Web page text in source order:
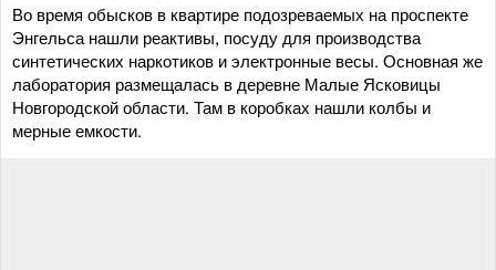
Во время обысков в квартире подозреваемых на проспекте
Энгельса нашли реактивы, посуду для производства
синтетических наркотиков и электронные весы. Основная же
лаборатория размещалась в деревне Малые Ясковицы
Новгородской области. Там в коробках нашли колбы и
мерные емкости.